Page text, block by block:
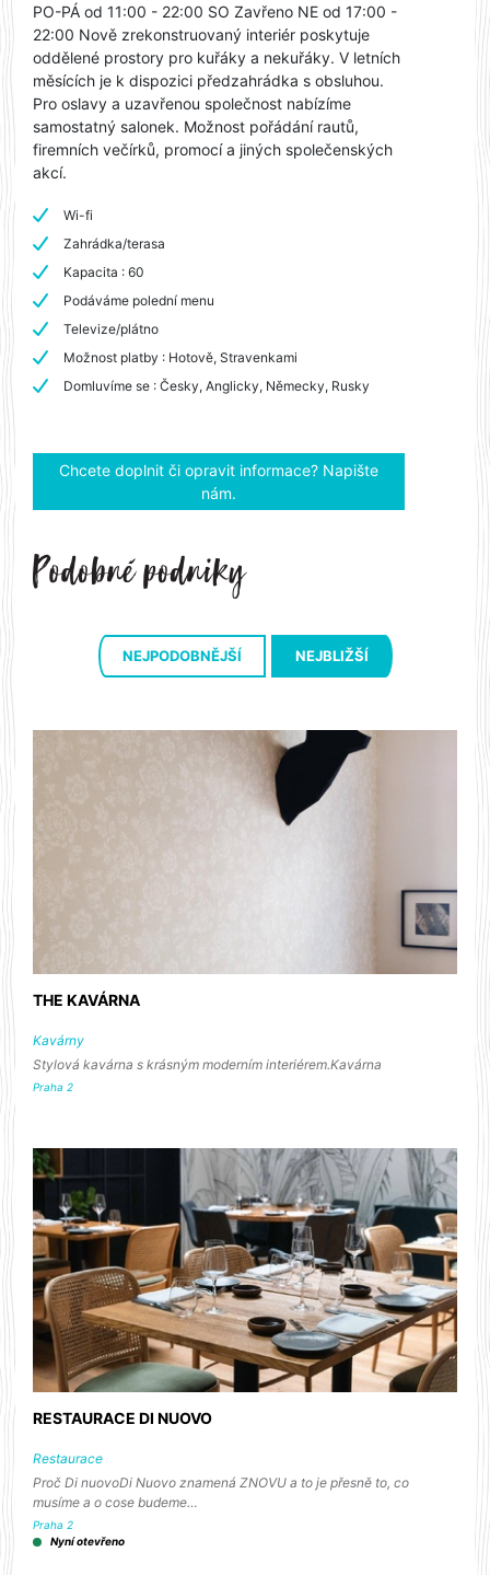
PO-PÁ od 11:00 - 22:00 SO Zavřeno NE od 17:00 -
22:00 Nově zrekonstruovaný interiér poskytuje
oddělené prostory pro kuřáky a nekuřáky. V letních
měsících je k dispozici předzahrádka s obsluhou.
Pro oslavy a uzavřenou společnost nabízíme
samostatný salonek. Možnost pořádání rautů,
firemních večírků, promocí a jiných společenských
akcí.
Wi-fi
Zahrádka/terasa
Kapacita : 60
Podáváme polední menu
Televize/plátno
Možnost platby : Hotově, Stravenkami
Domluvíme se : Česky, Anglicky, Německy, Rusky
Chcete doplnit či opravit informace? Napište
nám.
NEJPODOBNĚJŠÍ NEJBLIŽŠÍ
THE KAVÁRNA
Kavárny
Stylová kavárna s krásným moderním interiérem.Kavárna
Praha 2
RESTAURACE DI NUOVO
Restaurace
Proč Di nuovoDi Nuovo znamená ZNOVU a to je přesně to, co
musíme a o cose budeme…
Praha 2
Nyní otevřeno